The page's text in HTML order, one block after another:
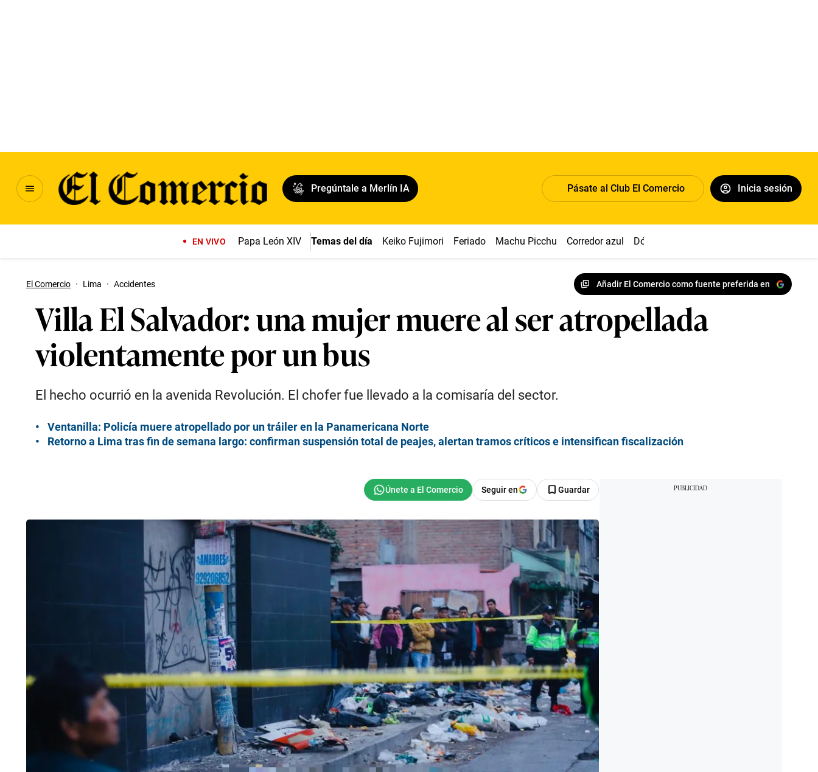
Pregúntale a Merlín IA Pásate al Club El Comercio Inicia sesión
EN VIVO Papa León XIV Temas del día Keiko Fujimori Feriado Machu Picchu Corredor azul Dólar
El Comercio · Lima · Accidentes Añadir El Comercio como fuente preferida en
Villa El Salvador: una mujer muere al ser atropellada
violentamente por un bus
El hecho ocurrió en la avenida Revolución. El chofer fue llevado a la comisaría del sector.
Ventanilla: Policía muere atropellado por un tráiler en la Panamericana Norte
Retorno a Lima tras fin de semana largo: confirman suspensión total de peajes, alertan tramos críticos e intensifican fiscalización
Seguir en Guardar